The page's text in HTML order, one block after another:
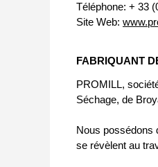
Téléphone: + 33
Site Web:
FABRIQUANT
PROMILL,
Séchage, de
Nous possédons
se révèlent au